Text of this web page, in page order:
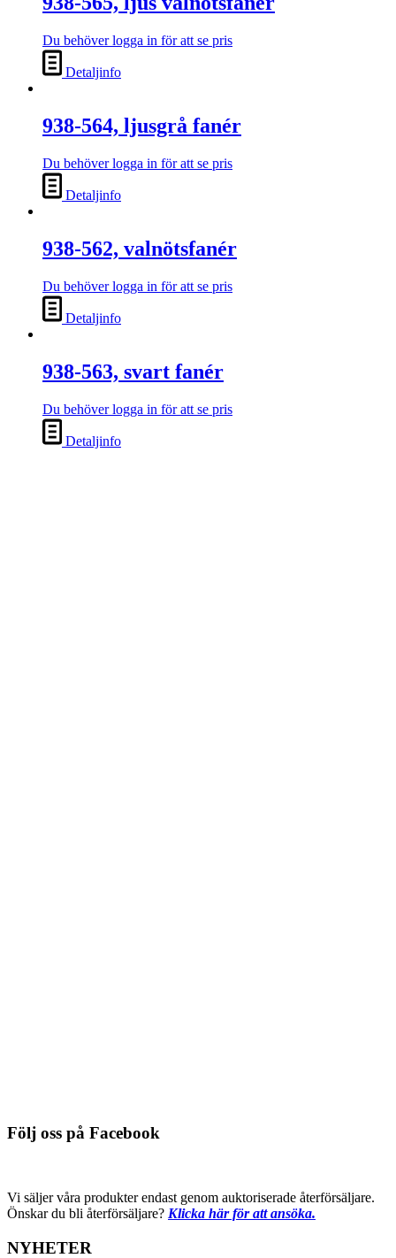
Du behöver logga in för att se pris
Detaljinfo
938-564, ljusgrå fanér
Du behöver logga in för att se pris
Detaljinfo
938-562, valnötsfanér
Du behöver logga in för att se pris
Detaljinfo
938-563, svart fanér
Du behöver logga in för att se pris
Detaljinfo
Följ oss på Facebook
Vi säljer våra produkter endast genom auktoriserade återförsäljare.
Önskar du bli återförsäljare? Klicka här för att ansöka.
NYHETER